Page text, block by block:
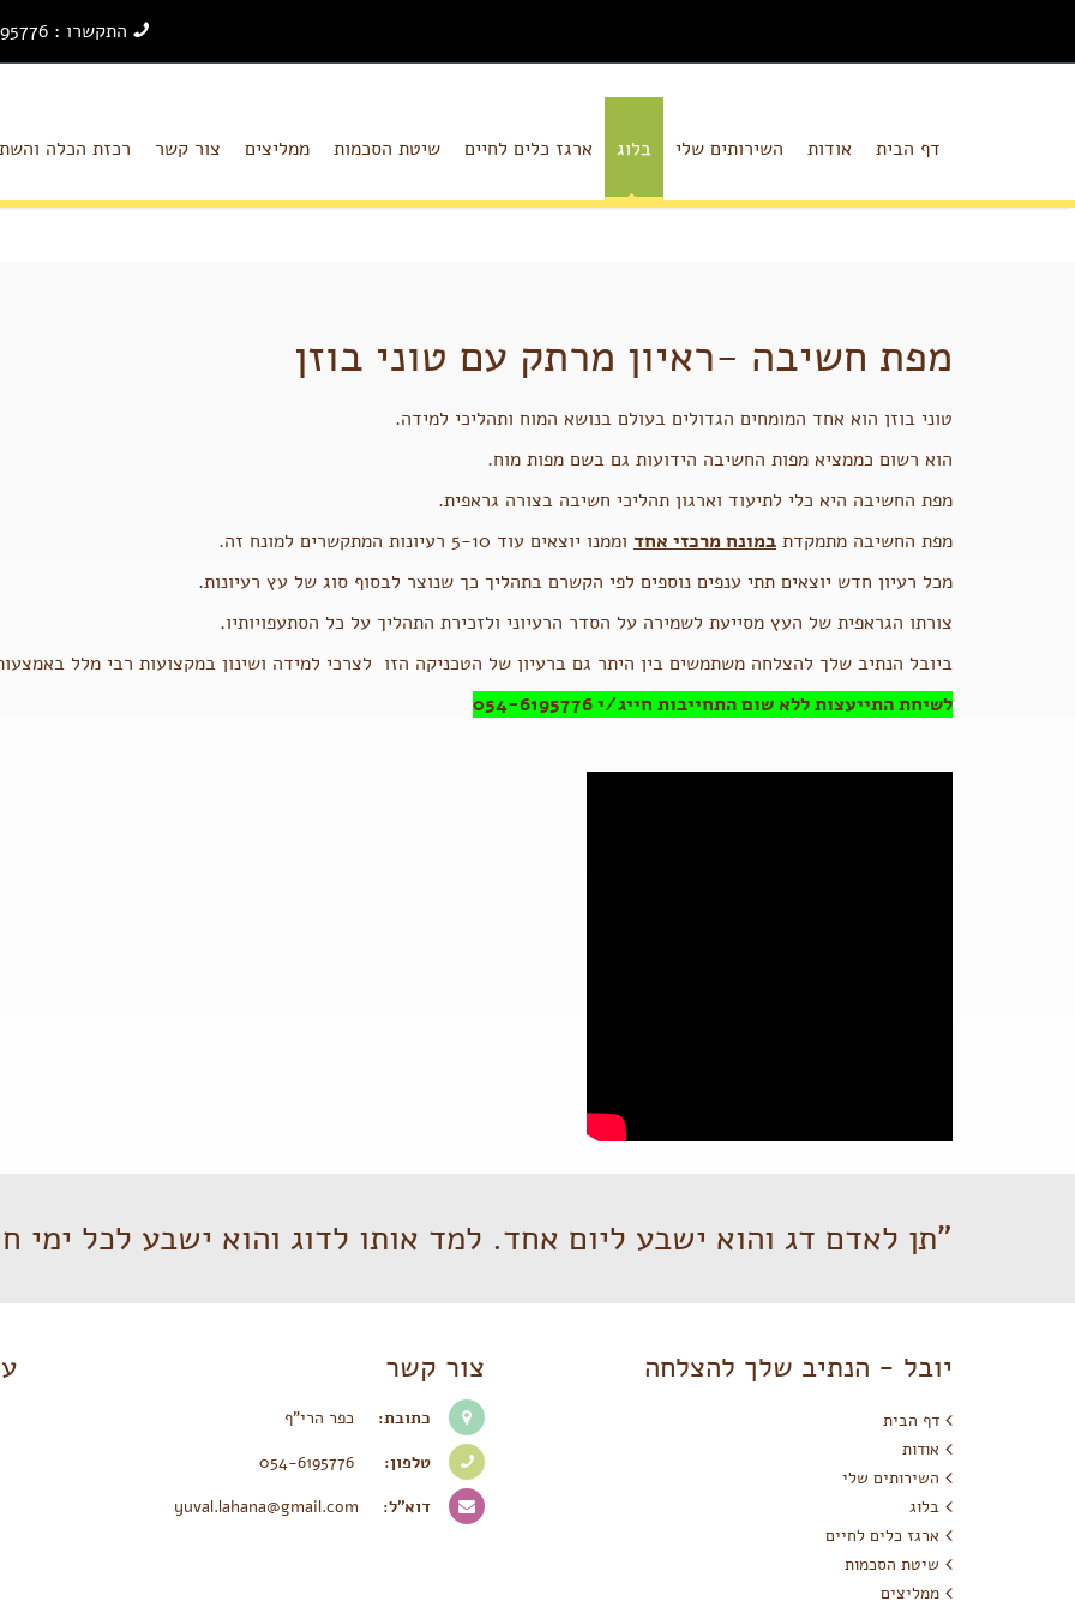
התקשרו : 054-6195776
דף הבית אודות השירותים שלי בלוג ארגז כלים לחיים שיטת הסכמות ממליצים צור קשר רכזת הכלה
מפת חשיבה -ראיון מרתק עם טוני בוזן
טוני בוזן הוא אחד המומחים הגדולים בעולם בנושא המוח ותהליכי למידה.
הוא רשום כממציא מפות החשיבה הידועות גם בשם מפות מוח.
מפת החשיבה היא כלי לתיעוד וארגון תהליכי חשיבה בצורה גראפית.
מפת החשיבה מתמקדת במונח מרכזי אחד וממנו יוצאים עוד 5-10 רעיונות המתקשרים למונח זה.
מכל רעיון חדש יוצאים תתי ענפים נוספים לפי הקשרם בתהליך כך שנוצר לבסוף סוג של עץ רעיונות.
צורתו הגראפית של העץ מסייעת לשמירה על הסדר הרעיוני ולזכירת התהליך על כל הסתעפויותיו.
ביובל הנתיב שלך להצלחה משתמשים בין היתר גם ברעיון של הטכניקה הזו לצרכי למידה ושינון במקצועות רבי מלל
לשיחת התייעצות ללא שום התחייבות חייג/י 054-6195776
"תן לאדם דג והוא ישבע ליום אחד. למד אותו לדוג והוא ישבע לכל ימי
יובל - הנתיב שלך להצלחה
דף הבית
אודות
השירותים שלי
בלוג
ארגז כלים לחיים
שיטת הסכמות
ממליצים
צור קשר
כתובת:
כפר הרי"ף
טלפון:
054-6195776
דוא״ל:
yuval.lahana@gmail.com